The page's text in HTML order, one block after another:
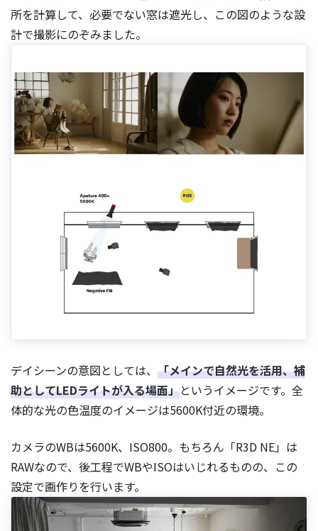
所を計算して、必要でない窓は遮光し、この図のような設
計で撮影にのぞみました。
デイシーンの意図としては、 「メインで自然光を活用、補
助としてLEDライトが入る場面」というイメージです。全
体的な光の色温度のイメージは5600K付近の環境。
カメラのWBは5600K、ISO800。もちろん「R3D NE」は
RAWなので、後工程でWBやISOはいじれるものの、この
設定で画作りを行います。